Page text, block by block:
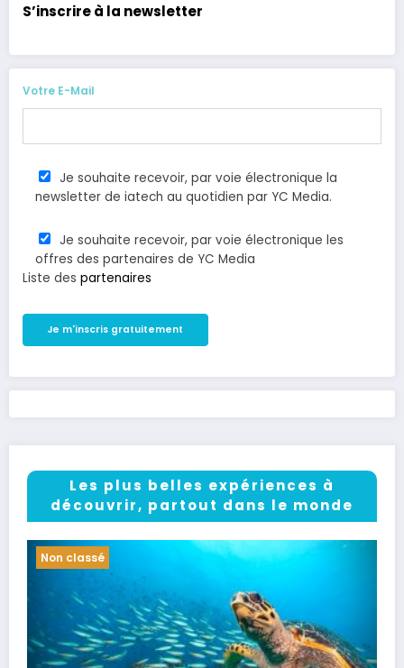
S’inscrire à la newsletter
Votre E-Mail
Je souhaite recevoir, par voie électronique la
newsletter de iatech au quotidien par YC Media.
Je souhaite recevoir, par voie électronique les
offres des partenaires de YC Media
Liste des partenaires
Les plus belles expériences à
découvrir, partout dans le monde
Non classé